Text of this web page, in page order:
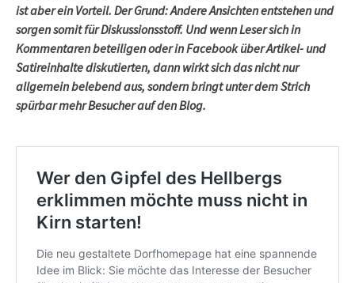
ist aber ein Vorteil. Der Grund: Andere Ansichten entstehen und
sorgen somit für Diskussionsstoff. Und wenn Leser sich in
Kommentaren beteiligen oder in Facebook über Artikel- und
Satireinhalte diskutierten, dann wirkt sich das nicht nur
allgemein belebend aus, sondern bringt unter dem Strich
spürbar mehr Besucher auf den Blog.